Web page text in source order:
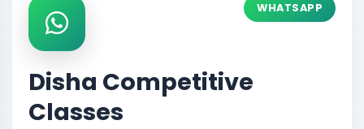
WHATSAPP
Disha Competitive
Classes